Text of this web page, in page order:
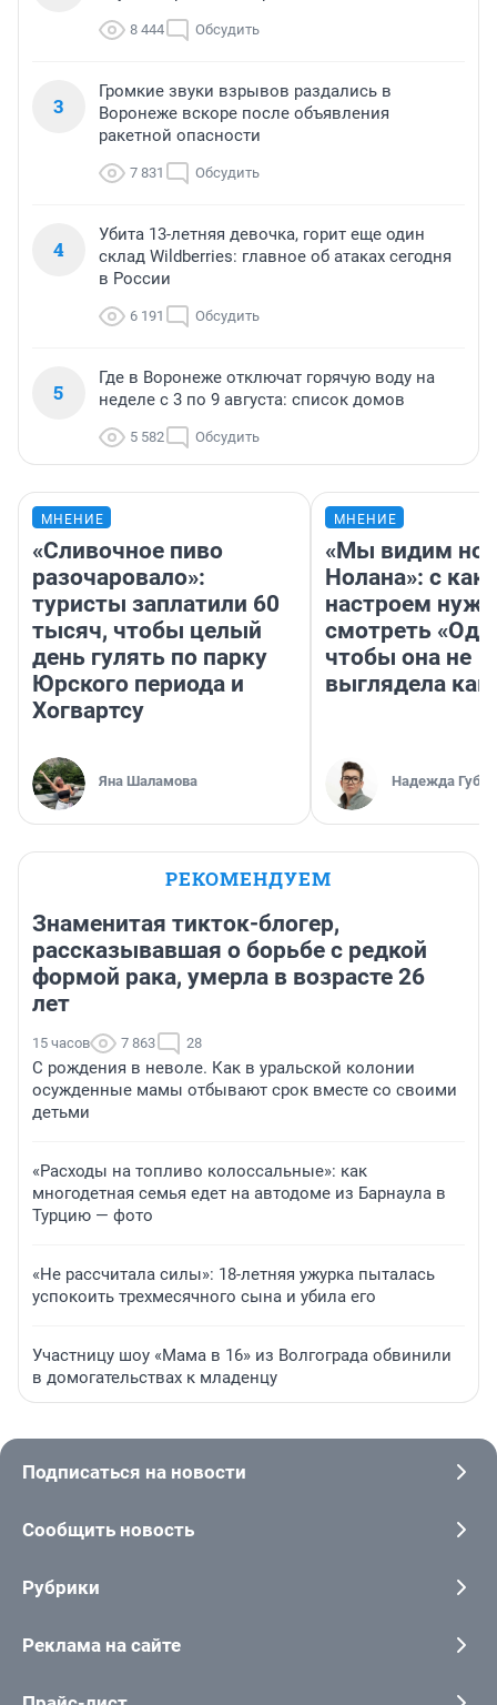
8 444 Обсудить
3
Громкие звуки взрывов раздались в
Воронеже вскоре после объявления
ракетной опасности
7 831 Обсудить
4
Убита 13-летняя девочка, горит еще один
склад Wildberries: главное об атаках сегодня
в России
6 191 Обсудить
5
Где в Воронеже отключат горячую воду на
неделе с 3 по 9 августа: список домов
5 582 Обсудить
МНЕНИЕ
«Сливочное пиво
разочаровало»:
туристы заплатили 60
тысяч, чтобы целый
день гулять по парку
Юрского периода и
Хогвартсу
Яна Шаламова
МНЕНИЕ
«Мы видим
Нолана»: с
настроем
смотреть
чтобы она не
выглядела как
Надежда
РЕКОМЕНДУЕМ
Знаменитая тикток-блогер,
рассказывавшая о борьбе с редкой
формой рака, умерла в возрасте 26
лет
15 часов 7 863 28
С рождения в неволе. Как в уральской колонии
осужденные мамы отбывают срок вместе со своими
детьми
«Расходы на топливо колоссальные»: как
многодетная семья едет на автодоме из Барнаула в
Турцию — фото
«Не рассчитала силы»: 18-летняя ужурка пыталась
успокоить трехмесячного сына и убила его
Участницу шоу «Мама в 16» из Волгограда обвинили
в домогательствах к младенцу
Подписаться на новости
Сообщить новость
Рубрики
Реклама на сайте